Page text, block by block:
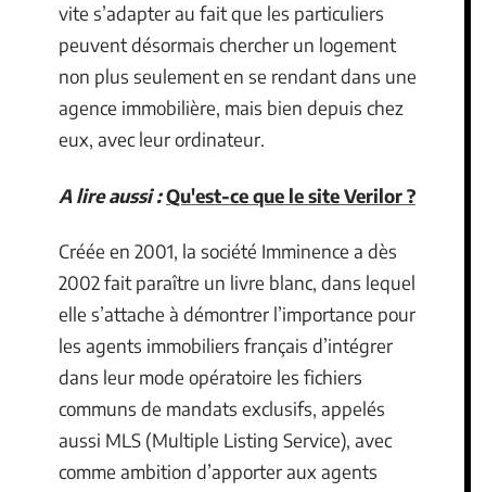
vite s’adapter au fait que les particuliers
peuvent désormais chercher un logement
non plus seulement en se rendant dans une
agence immobilière, mais bien depuis chez
eux, avec leur ordinateur.
A lire aussi :Qu'est-ce que le site Verilor ?
Créée en 2001, la société Imminence a dès
2002 fait paraître un livre blanc, dans lequel
elle s’attache à démontrer l’importance pour
les agents immobiliers français d’intégrer
dans leur mode opératoire les fichiers
communs de mandats exclusifs, appelés
aussi MLS (Multiple Listing Service), avec
comme ambition d’apporter aux agents